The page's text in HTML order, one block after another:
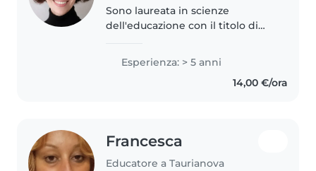
Sono laureata in scienze
dell'educazione con il titolo di
maturato diverse esperienze
educativi con minori: sono stata
animatrice, assistente ad
Esperienza: > 5 anni
14,00 €/ora
Francesca
Educatore a Taurianova